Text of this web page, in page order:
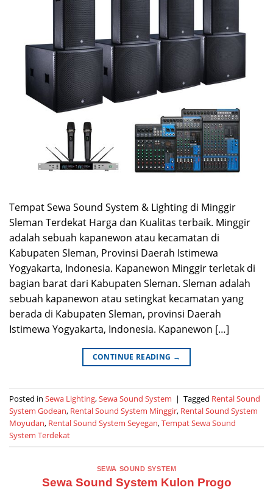
Tempat Sewa Sound System & Lighting di Minggir
Sleman Terdekat Harga dan Kualitas terbaik. Minggir
adalah sebuah kapanewon atau kecamatan di
Kabupaten Sleman, Provinsi Daerah Istimewa
Yogyakarta, Indonesia. Kapanewon Minggir terletak di
bagian barat dari Kabupaten Sleman. Sleman adalah
sebuah kapanewon atau setingkat kecamatan yang
berada di Kabupaten Sleman, provinsi Daerah
Istimewa Yogyakarta, Indonesia. Kapanewon […]
CONTINUE READING →
Posted in Sewa Lighting,Sewa Sound System | Tagged Rental Sound
System Godean, Rental Sound System Minggir, Rental Sound System
Moyudan, Rental Sound System Seyegan,Tempat Sewa Sound
System Terdekat
SEWA SOUND SYSTEM
Sewa Sound System Kulon Progo